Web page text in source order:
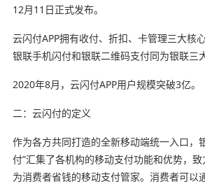
12月11日正式发布。
云闪付APP拥有收付、折扣、卡管理三大核
银联手机闪付和银联二维码支付同为银联三
2020年8月，云闪付APP用户规模突破3亿。
二：云闪付的定义
作为各方共同打造的全新移动端统一入口，
付”汇集了各机构的移动支付功能和优势，
为消费者省钱的移动支付管家。消费者可以